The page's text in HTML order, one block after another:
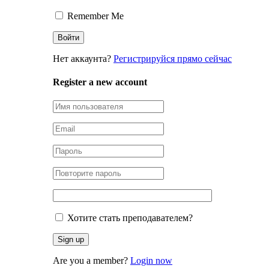
Remember Me
Нет аккаунта? Регистрируйся прямо сейчас
Register a new account
Хотите стать преподавателем?
Are you a member? Login now